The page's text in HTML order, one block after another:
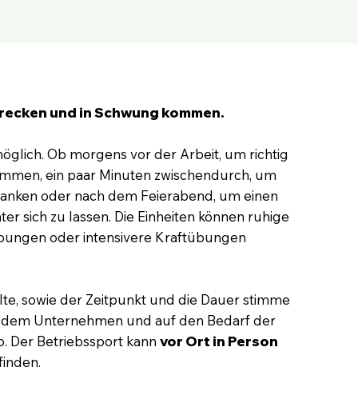
und in Schwung kommen.
Ob morgens vor der Arbeit, um richtig
ein paar Minuten zwischendurch, um
oder nach dem Feierabend, um einen
sich zu lassen. Die Einheiten können ruhige
oder intensivere Kraftübungen
sowie der Zeitpunkt und die Dauer stimme
Unternehmen und auf den Bedarf der
Der Betriebssport kann vor Ort in Person